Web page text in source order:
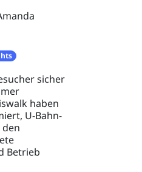
sicher
haben
U-Bahn-
Betrieb